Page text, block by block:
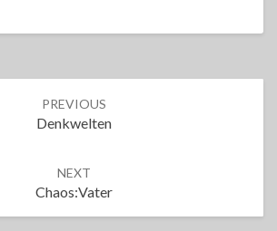
PREVIOUS
Denkwelten
NEXT
Chaos:Vater